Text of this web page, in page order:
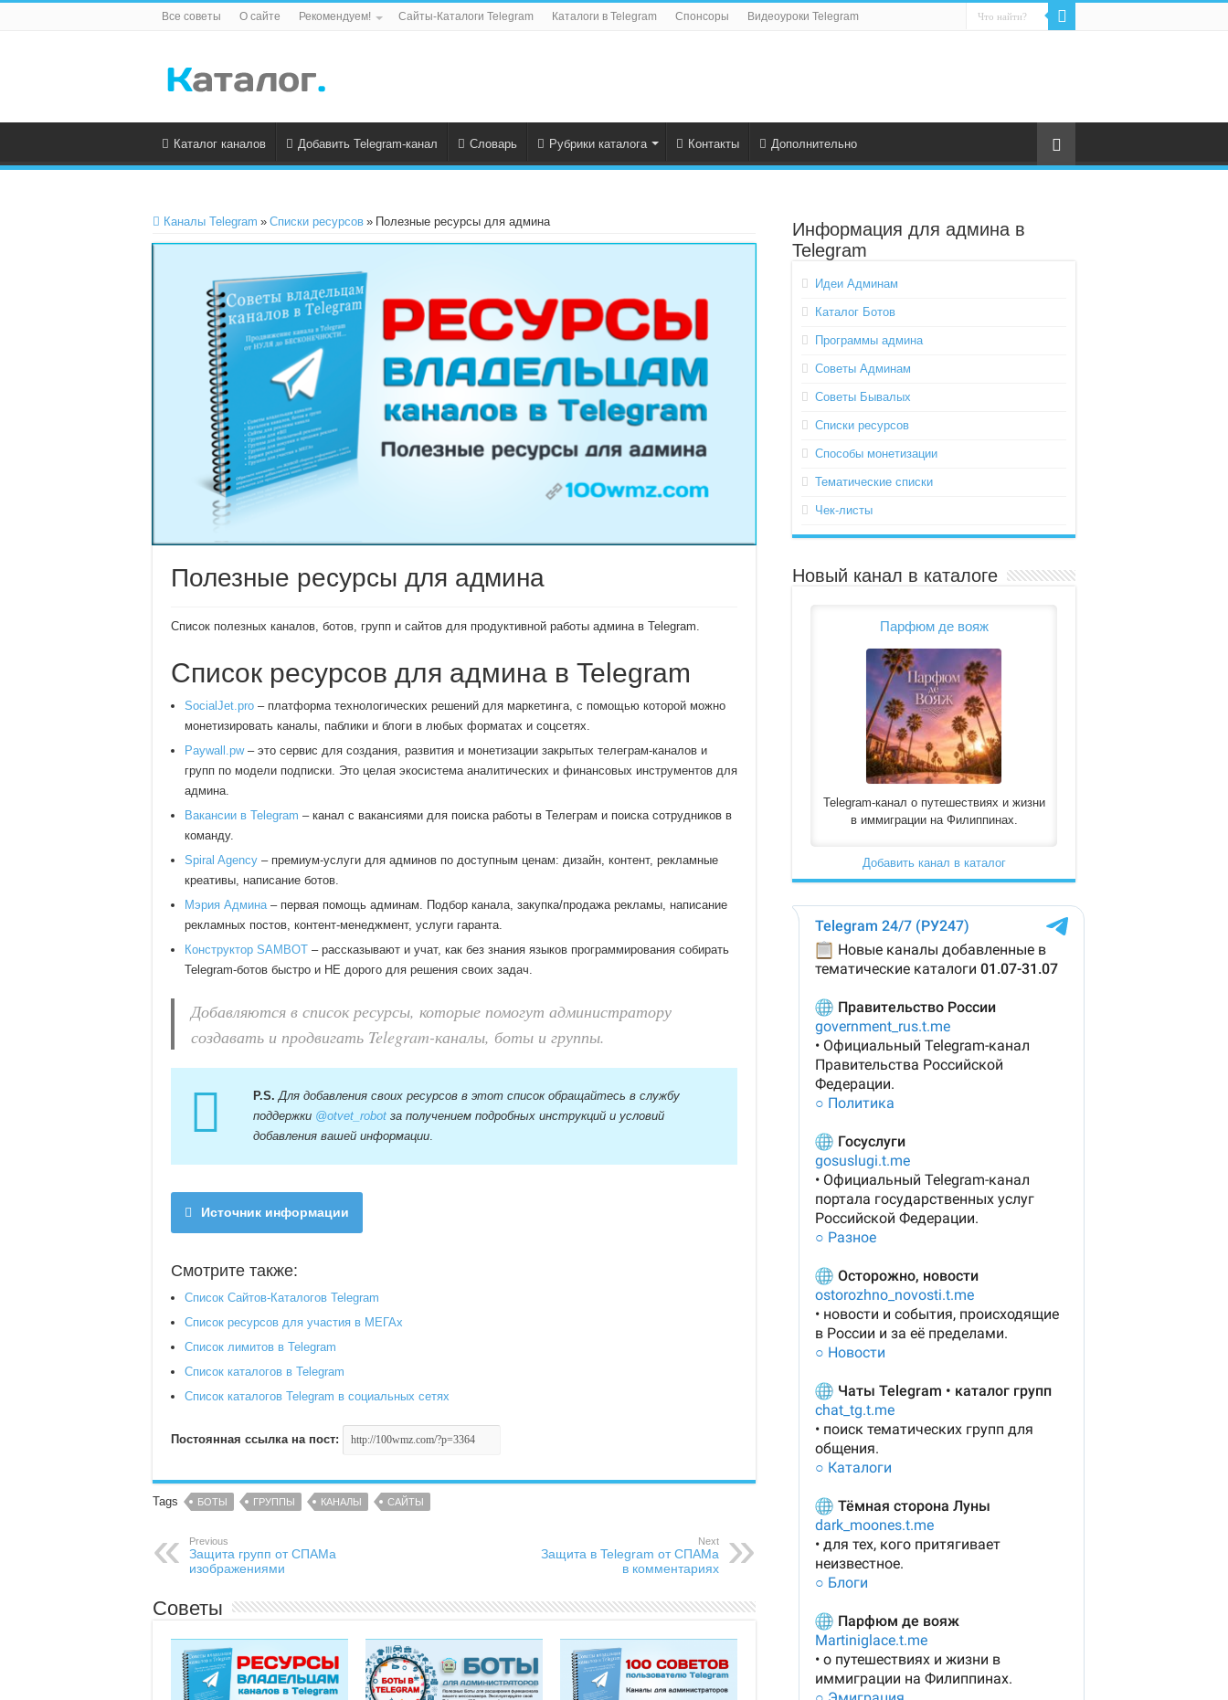
Все советы О сайте Рекомендуем! Сайты-Каталоги Telegram Каталоги в Telegram Спонсоры Видеоуроки Telegram
Каталог каналов Добавить Telegram-канал Словарь Рубрики каталога Контакты Дополнительно
Каналы Telegram » Списки ресурсов » Полезные ресурсы для админа
Полезные ресурсы для админа
Список полезных каналов, ботов, групп и сайтов для продуктивной работы админа в Telegram.
Список ресурсов для админа в Telegram
SocialJet.pro – платформа технологических решений для маркетинга, с помощью которой можно
монетизировать каналы, паблики и блоги в любых форматах и соцсетях.
Paywall.pw– это сервис для создания, развития и монетизации закрытых телеграм-каналов и
групп по модели подписки. Это целая экосистема аналитических и финансовых инструментов для
админа.
Вакансии в Telegram – канал с вакансиями для поиска работы в Телеграм и поиска сотрудников в
команду.
Spiral Agency – премиум-услуги для админов по доступным ценам: дизайн, контент, рекламные
креативы, написание ботов.
Мэрия Админа – первая помощь админам. Подбор канала, закупка/продажа рекламы, написание
рекламных постов, контент-менеджмент, услуги гаранта.
Конструктор SAMBOT – рассказывают и учат, как без знания языков программирования собирать
Telegram-ботов быстро и НЕ дорого для решения своих задач.
Добавляются в список ресурсы, которые помогут администратору
создавать и продвигать Telegram-каналы, боты и группы.
P.S. Для добавления своих ресурсов в этот список обращайтесь в службу
поддержки @otvet_robot за получением подробных инструкций и условий
добавления вашей информации
Источник информации
Смотрите также:
Список Сайтов-Каталогов Telegram
Список ресурсов для участия в МЕГАх
Список лимитов в Telegram
Список каталогов в Telegram
Список каталогов Telegram в социальных сетях
Постоянная ссылка на пост:
Tags БОТЫ ГРУППЫ КАНАЛЫ САЙТЫ
Previous
Защита групп от СПАМа
изображениями
Next
Защита в Telegram от СПАМа
в комментариях
Советы
Информация для админа в
Telegram
Идеи Админам
Каталог Ботов
Программы админа
Советы Админам
Советы Бывалых
Списки ресурсов
Способы монетизации
Тематические списки
Чек-листы
Новый канал в каталоге
Парфюм де вояж
Telegram-канал о путешествиях и жизни
в иммиграции на Филиппинах.
Добавить канал в каталог